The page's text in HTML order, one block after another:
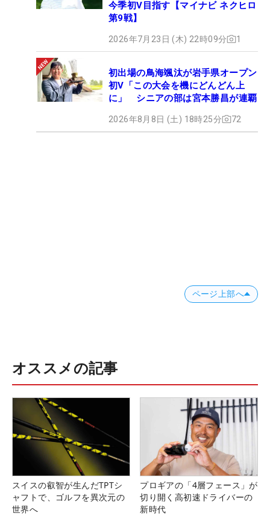
今季初V目指す【マイナビ ネクヒロ
第9戦】
2026年7月23日 (木) 22時09分 1
初出場の鳥海颯汰が岩手県オープン
初V「この大会を機にどんどん上
に」 シニアの部は宮本勝昌が連覇
2026年8月8日 (土) 18時25分 72
ページ上部へ
オススメの記事
スイスの叡智が生んだTPTシ
ャフトで、ゴルフを異次元の
世界へ
プロギアの「4層フェース」が
切り開く高初速ドライバーの
新時代